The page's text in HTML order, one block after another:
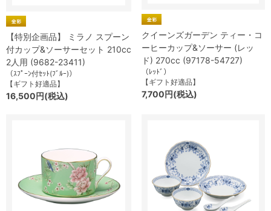
【特別企画品】 ミラノ スプーン
付カップ&ソーサーセット 210cc
2人用 (9682-23411)
（ｽﾌﾟｰﾝ付ｾｯﾄ(ﾌﾞﾙｰ)）
【ギフト好適品】
16,500円(税込)
クイーンズガーデン ティー・コ
ーヒーカップ&ソーサー (レッ
ド) 270cc (97178-54727)
（ﾚｯﾄﾞ）
【ギフト好適品】
7,700円(税込)